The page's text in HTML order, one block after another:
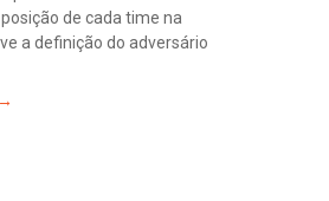
de cada time na
a definição do adversário